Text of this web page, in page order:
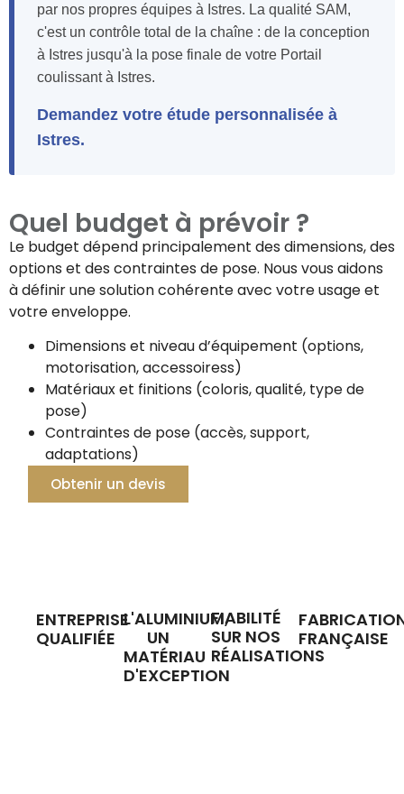
par nos propres équipes à Istres. La qualité SAM,
c'est un contrôle total de la chaîne : de la conception
à Istres jusqu'à la pose finale de votre Portail
coulissant à Istres.
Demandez votre étude personnalisée à
Istres.
Quel budget à prévoir ?
Le budget dépend principalement des dimensions, des
options et des contraintes de pose. Nous vous aidons
à définir une solution cohérente avec votre usage et
votre enveloppe.
Dimensions et niveau d’équipement (options,
motorisation, accessoiress)
Matériaux et finitions (coloris, qualité, type de
pose)
Contraintes de pose (accès, support,
adaptations)
Obtenir un devis
ENTREPRISE
QUALIFIÉE
L'ALUMINIUM,
UN
MATÉRIAU
D'EXCEPTION
FIABILITÉ
SUR NOS
RÉALISATIONS
FRANÇAISE